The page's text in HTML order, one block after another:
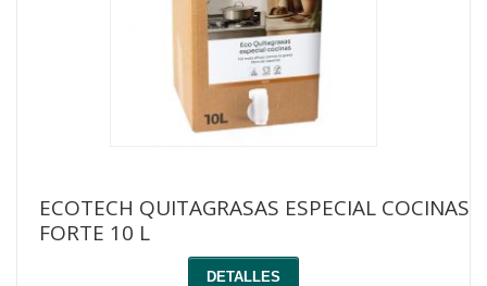
ECOTECH QUITAGRASAS ESPECIAL COCINAS
FORTE 10 L
DETALLES